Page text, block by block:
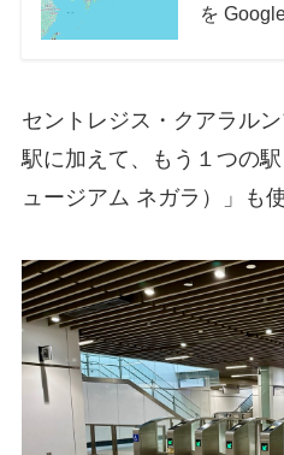
を
セントレジス・クアラル
駅に加えて、もう１つの
ュージアム ネガラ）」も